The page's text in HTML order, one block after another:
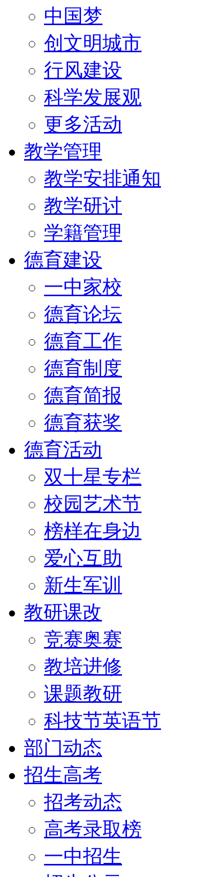
中国梦
创文明城市
行风建设
科学发展观
更多活动
教学管理
教学安排通知
教学研讨
学籍管理
德育建设
一中家校
德育论坛
德育工作
德育制度
德育简报
德育获奖
德育活动
双十星专栏
校园艺术节
榜样在身边
爱心互助
新生军训
教研课改
竞赛奥赛
教培进修
课题教研
科技节英语节
部门动态
招生高考
招考动态
高考录取榜
一中招生